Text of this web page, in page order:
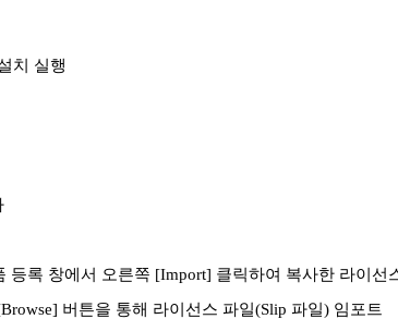
치 실행
록 창에서 오른쪽 [Import] 클릭하여 복사한 라이선
버튼을 통해 라이선스 파일(Slip 파일) 임포트